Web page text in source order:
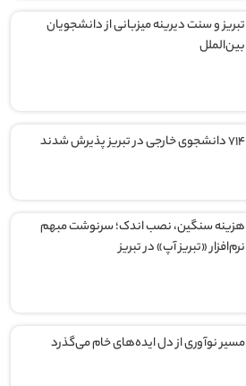
تبریز و سنت دیرینه میزبانی از دانشجویان
بین‌الملل
۷۱۴ دانشجوی خارجی در تبریز پذیرش شدند
هزینه سنگین، نصب اندک؛ سرنوشت مبهم
نرم‌افزار «تبریز آپ» در تبریز
مسیر نوآوری از دل ایده‌های خام می‌گذرد